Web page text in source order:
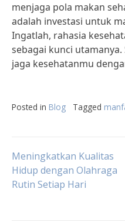
menjaga pola makan
adalah investasi untuk
Ingatlah, rahasia
sebagai kunci
jaga kesehatanmu
Posted in Blog Tagged
Post
navigation
Meningkatkan Kualitas
Hidup dengan Olahraga
Rutin Setiap Hari